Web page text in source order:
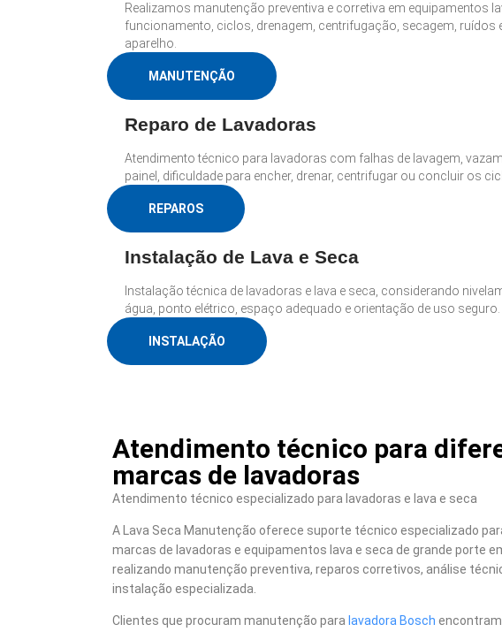
Realizamos manutenção preventiva e corretiva em equipamentos
funcionamento, ciclos, drenagem, centrifugação, secagem, ruídos
aparelho.
MANUTENÇÃO
Reparo de Lavadoras
Atendimento técnico para lavadoras com falhas de lavagem,
painel, dificuldade para encher, drenar, centrifugar ou concluir os
REPAROS
Instalação de Lava e Seca
Instalação técnica de lavadoras e lava e seca, considerando
água, ponto elétrico, espaço adequado e orientação de uso seguro.
INSTALAÇÃO
Atendimento técnico para
marcas de lavadoras
Atendimento técnico especializado para lavadoras e lava e seca
A Lava Seca Manutenção oferece suporte técnico especializado
marcas de lavadoras e equipamentos lava e seca de grande porte
realizando manutenção preventiva, reparos corretivos, análise
instalação especializada.
Clientes que procuram manutenção para lavadora Bosch